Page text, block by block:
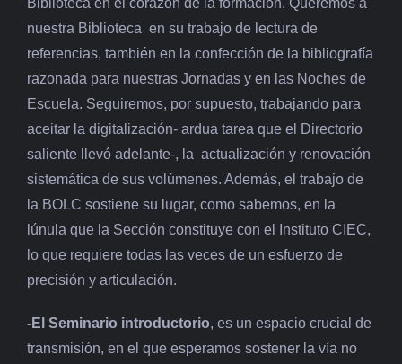
Biblioteca en el corazón de la formación. Queremos a
nuestra Biblioteca en su trabajo de lectura de
referencias, también en la confección de la bibliografía
razonada para nuestras Jornadas y en las Noches de
Escuela. Seguiremos, por supuesto, trabajando para
aceitar la digitalización- ardua tarea que el Directorio
saliente llevó adelante-, la actualización y renovación
sistemática de sus volúmenes. Además, el trabajo de
la BOLC sostiene su lugar, como sabemos, en la
lúnula que la Sección constituye con el Instituto CIEC,
lo que requiere todas las veces de un esfuerzo de
precisión y articulación.
-El Seminario introductorio, es un espacio crucial de
transmisión, en el que esperamos sostener la vía no